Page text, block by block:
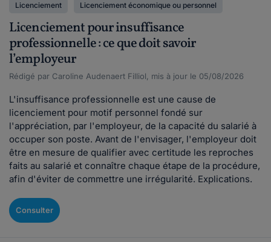
Licenciement Licenciement économique ou personnel
Licenciement pour insuffisance
professionnelle : ce que doit savoir
l’employeur
Rédigé par Caroline Audenaert Filliol, mis à jour le 05/08/2026
L'insuffisance professionnelle est une cause de
licenciement pour motif personnel fondé sur
l'appréciation, par l'employeur, de la capacité du salarié à
occuper son poste. Avant de l'envisager, l'employeur doit
être en mesure de qualifier avec certitude les reproches
faits au salarié et connaître chaque étape de la procédure,
afin d'éviter de commettre une irrégularité. Explications.
Consulter